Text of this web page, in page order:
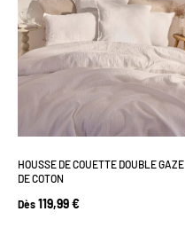
HOUSSE DE COUETTE DOUBLE GAZE
DE COTON
Dès 119,99 €